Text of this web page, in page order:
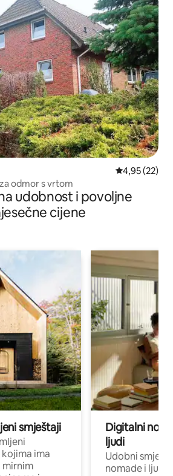
Prosječna
4,95 (22)
odmor s vrtom
udobnost i povoljne
cijene
smještaji
ima
mirnim
Digitalni
ljudi
Udobni
nomade i ljude